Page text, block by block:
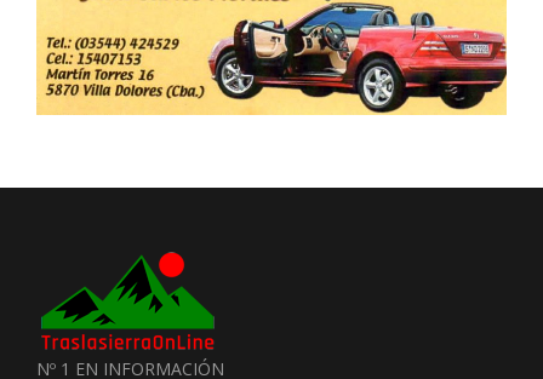
Nº 1 EN INFORMACIÓN